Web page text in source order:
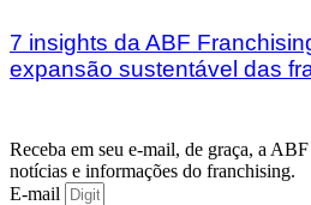
7 insights da ABF
expansão sustentável das
Receba em seu e-mail, de graça, a
notícias e informações do franchising.
E-mail